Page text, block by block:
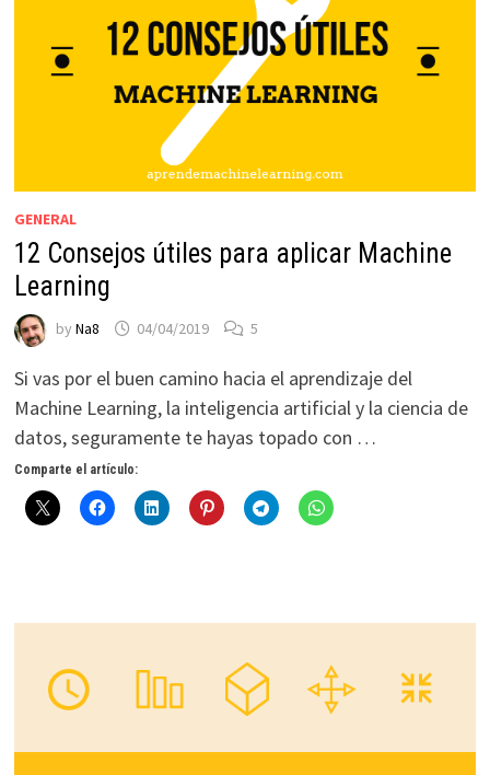
GENERAL
12 Consejos útiles para aplicar Machine
Learning
by Na8 04/04/2019 5
Si vas por el buen camino hacia el aprendizaje del
Machine Learning, la inteligencia artificial y la ciencia de
datos, seguramente te hayas topado con …
Comparte el artículo: